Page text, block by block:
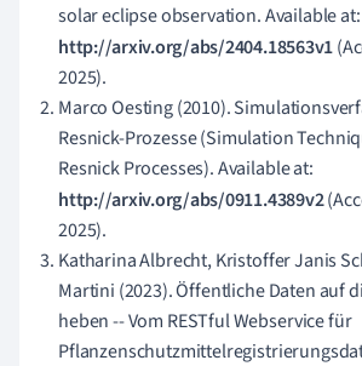
solar eclipse observation. Available at:
http://arxiv.org/abs/2404.18563v1
2025).
Marco Oesting (2010).
Resnick-Prozesse (Simulation
Resnick Processes). Available at:
http://arxiv.org/abs/0911.4389v2
2025).
Katharina Albrecht, Kristoffer Janis
Martini (2023). Öffentliche Daten auf
heben -- Vom RESTful Webservice für